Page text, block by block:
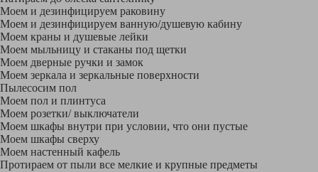
Моем и дезинфицируем раковину
Моем и дезинфицируем ванную/душевую кабину
Моем краны и душевые лейки
Моем мыльницу и стаканы под щетки
Моем дверные ручки и замок
Моем зеркала и зеркальные поверхности
Пылесосим пол
Моем пол и плинтуса
Моем розетки/ выключатели
Моем шкафы внутри при условии, что они пустые
Моем шкафы сверху
Моем настенный кафель
Протираем от пыли все мелкие и крупные предметы